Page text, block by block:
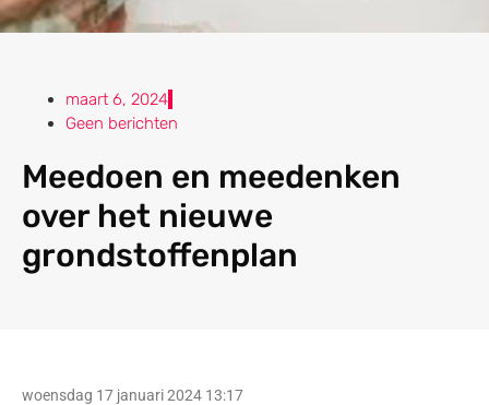
maart 6, 2024
Geen berichten
Meedoen en meedenken
over het nieuwe
grondstoffenplan
woensdag 17 januari 2024 13:17